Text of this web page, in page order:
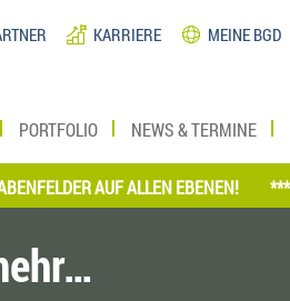
KARRIERE MEINE BGD
PORTFOLIO NEWS & TERMINE
AUF ALLEN EBENEN! *** JETZT